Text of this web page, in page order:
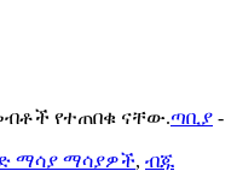
የተጠበቁ ናቸው.ጣቢያ -
ማሳያ ማሳያዎች, ብጁ